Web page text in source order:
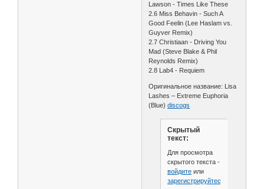
Lawson - Times Like These
2.6 Miss Behavin - Such A
Good Feelin (Lee Haslam vs.
Guyver Remix)
2.7 Christiaan - Driving You
Mad (Steve Blake & Phil
Reynolds Remix)
2.8 Lab4 - Requiem
Оригинальное название: Lisa
Lashes – Extreme Euphoria
(Blue)discogs
Скрытый
текст:
Для просмотра
скрытого текста -
войдитеили
зарегистрируйтесь